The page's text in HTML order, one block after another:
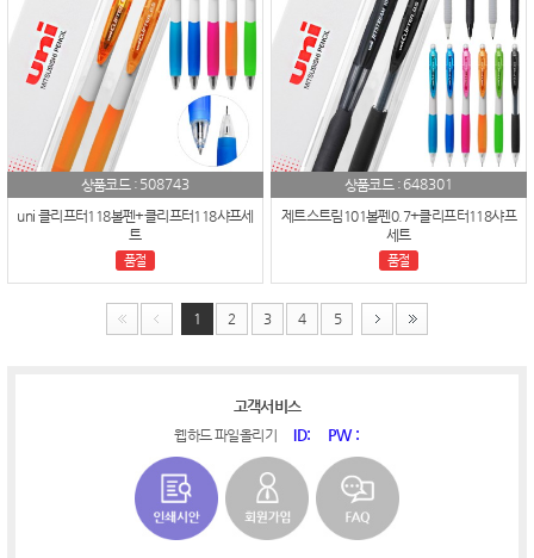
상품코드 : 508743
uni 클리프터118볼펜+클리프터118샤프세
트
품절
상품코드 : 648301
제트스트림101볼펜0.7+클리프터118샤프
세트
품절
1 2 3 4 5
고객서비스
웹하드 파일올리기 ID: PW :